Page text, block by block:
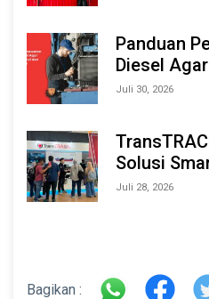
Panduan
Diesel
Tahan Lama
Juli 30, 2026
Solusi
Monitoring
Juli 28, 2026
Bagikan :